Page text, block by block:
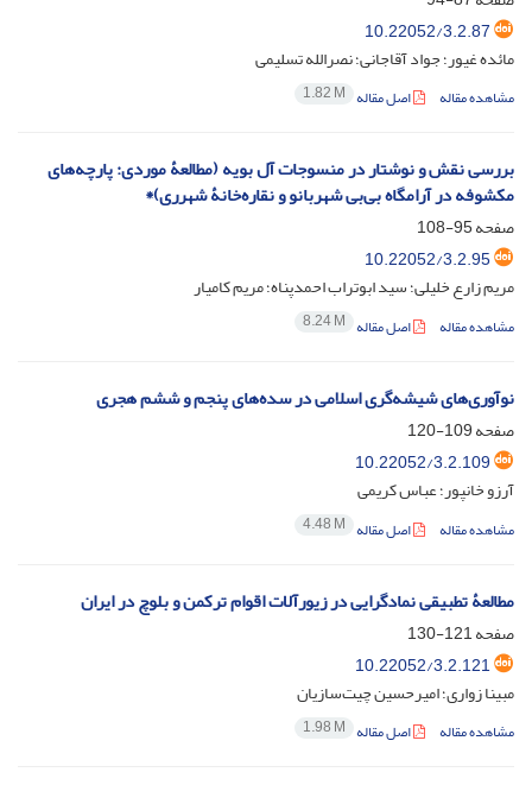
10.22052/3.2.87
مائده غیور؛ جواد آقاجانی؛ نصرالله تسلیمی
مشاهده مقاله اصل مقاله 1.82 M
بررسی نقش و نوشتار در منسوجات آل ‌بویه (مطالعۀ موردی: پارچه‌های
مکشوفه در آرامگاه بی‌بی شهربانو و نقاره‌خانۀ شهرری)*
صفحه95-108
10.22052/3.2.95
مریم زارع خلیلی؛ سید ابوتراب احمدپناه؛ مریم کامیار
مشاهده مقاله اصل مقاله 8.24 M
نوآوری‌های شیشه‌گری اسلامی در سده‌های پنجم و ششم هجری
صفحه109-120
10.22052/3.2.109
آرزو خانپور؛ عباس کریمی
مشاهده مقاله اصل مقاله 4.48 M
مطالعۀ تطبیقی نمادگرایی در زیورآلات اقوام ترکمن و بلوچ در ایران
صفحه121-130
10.22052/3.2.121
مبینا زواری؛ امیرحسین چیت‌سازیان
مشاهده مقاله اصل مقاله 1.98 M